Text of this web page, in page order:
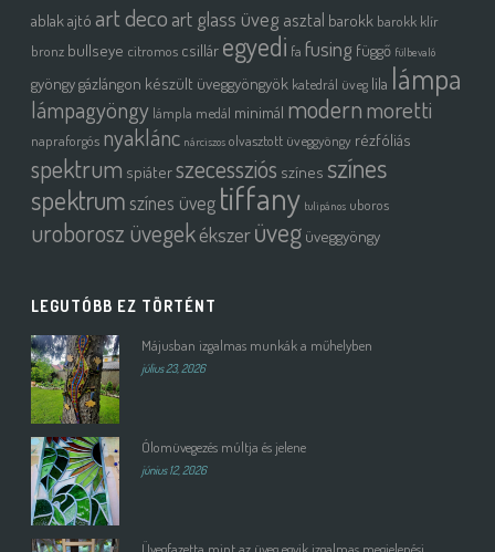
ablakajtó art deco art glass üvegasztal barokk barokk klír
bronz bullseye citromos csillár egyedi fa fusing függő fülbevaló
gyöngygázlángon készült üveggyöngyök katedrál üveg lila lámpa
lámpagyöngy lámpla medál minimál modernmoretti
napraforgós nyaklánc nárciszos olvasztott üveggyöngy rézfóliás
spektrum spiáterszecessziós színes színes
spektrumszínes üveg tiffany tulipános uboros
uroborosz üvegekékszerüveg üveggyöngy
LEGUTÓBB EZ TÖRTÉNT
Májusban izgalmas munkák a műhelyben
július 23, 2026
Ólomüvegezés múltja és jelene
június 12, 2026